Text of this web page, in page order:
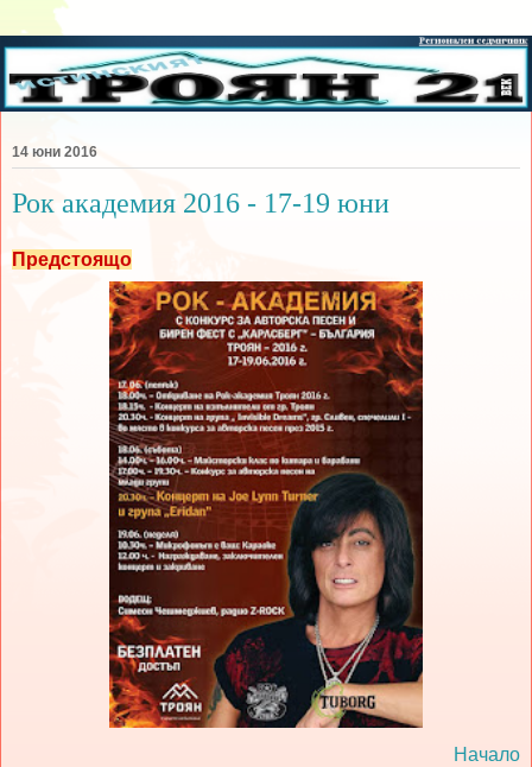
14 юни 2016
Рок академия 2016 - 17-19 юни
Предстоящо
Начало